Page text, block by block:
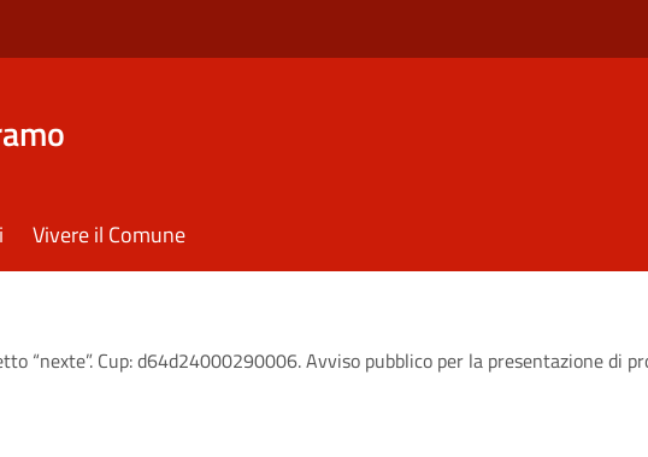
Vivere il Comune
“nexte”. Cup: d64d24000290006. Avviso pubblico per la presentazione di